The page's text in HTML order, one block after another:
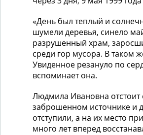
«День был теплый и
шумели деревья, синело
разрушенный храм,
среди гор мусора. В таком
Увиденное резануло по
вспоминает она.
Людмила Ивановна отстоит
заброшенном источнике и
отступили, а на их место
много лет вперед